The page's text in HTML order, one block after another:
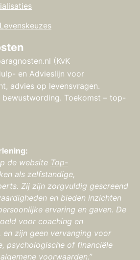
(KvK
en Advieslijn voor
advies op levensvragen.
bewustwording. Toekomst – top-
de website Top-
als zelfstandige,
Zij zijn zorgvuldig gescreend
en bieden inzichten
ervaring en gaven. De
voor coaching en
en zijn geen vervanging voor
psychologische of financiële
voorwaarden.”